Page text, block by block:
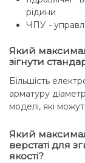
рідини
ЧПУ -
Який
зігнути
Більшість
арматуру
моделі, які
Який
верстаті для
якості?